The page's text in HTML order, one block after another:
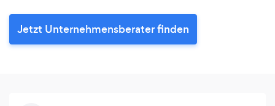
Jetzt Unternehmensberater finden